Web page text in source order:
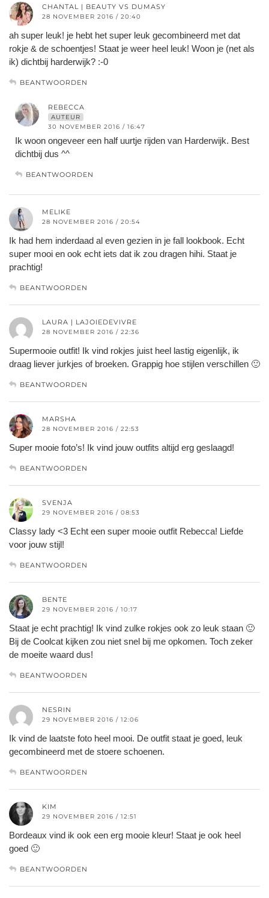
CHANTAL | BEAUTY VS DUMASY
28 NOVEMBER 2016 / 20:40
ah super leuk! je hebt het super leuk gecombineerd met dat
rokje & de schoentjes! Staat je weer heel leuk! Woon je (net als
ik) dichtbij harderwijk? :-0
BEANTWOORDEN
REBECCA
AUTEUR
30 NOVEMBER 2016 / 16:47
Ik woon ongeveer een half uurtje rijden van Harderwijk. Best
dichtbij dus ^^
BEANTWOORDEN
MELIKE
28 NOVEMBER 2016 / 20:54
Ik had hem inderdaad al even gezien in je fall lookbook. Echt
super mooi en ook echt iets dat ik zou dragen hihi. Staat je
prachtig!
BEANTWOORDEN
LAURA | LAJOIEDEVIVRE
28 NOVEMBER 2016 / 22:36
Supermooie outfit! Ik vind rokjes juist heel lastig eigenlijk, ik
draag liever jurkjes of broeken. Grappig hoe stijlen verschillen 🙂
BEANTWOORDEN
MARSHA
28 NOVEMBER 2016 / 22:53
Super mooie foto’s! Ik vind jouw outfits altijd erg geslaagd!
BEANTWOORDEN
SVENJA
29 NOVEMBER 2016 / 08:53
Classy lady <3 Echt een super mooie outfit Rebecca! Liefde
voor jouw stijl!
BEANTWOORDEN
BENTE
29 NOVEMBER 2016 / 10:17
Staat je echt prachtig! Ik vind zulke rokjes ook zo leuk staan 🙂
Bij de Coolcat kijken zou niet snel bij me opkomen. Toch zeker
de moeite waard dus!
BEANTWOORDEN
NESRIN
29 NOVEMBER 2016 / 12:06
Ik vind de laatste foto heel mooi. De outfit staat je goed, leuk
gecombineerd met de stoere schoenen.
BEANTWOORDEN
KIM
29 NOVEMBER 2016 / 12:51
Bordeaux vind ik ook een erg mooie kleur! Staat je ook heel
goed 🙂
BEANTWOORDEN